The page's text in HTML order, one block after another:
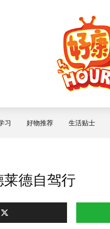
习 好物推荐 生活贴士
德自驾行